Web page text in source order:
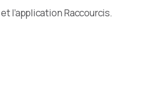
l’application Raccourcis.